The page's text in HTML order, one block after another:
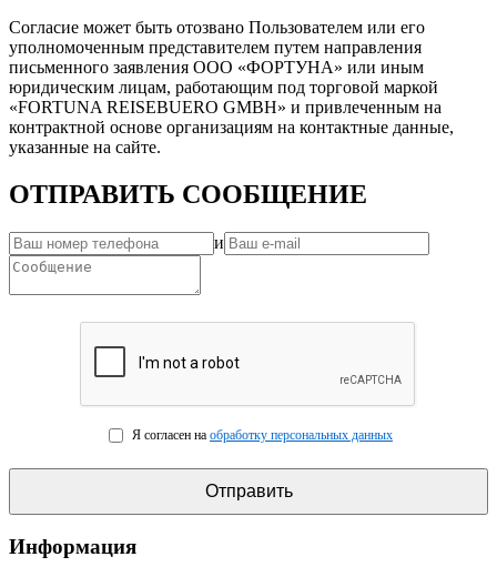
Согласие может быть отозвано Пользователем или его
уполномоченным представителем путем направления
письменного заявления ООО «ФОРТУНА» или иным
юридическим лицам, работающим под торговой маркой
«FORTUNA REISEBUERO GMBH» и привлеченным на
контрактной основе организациям на контактные данные,
указанные на сайте.
ОТПРАВИТЬ СООБЩЕНИЕ
и
Я согласен на обработку персональных данных
Информация